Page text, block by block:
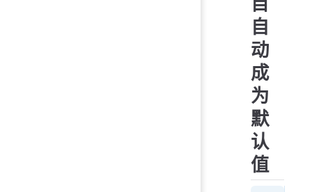
自
动
成
为
默
认
值